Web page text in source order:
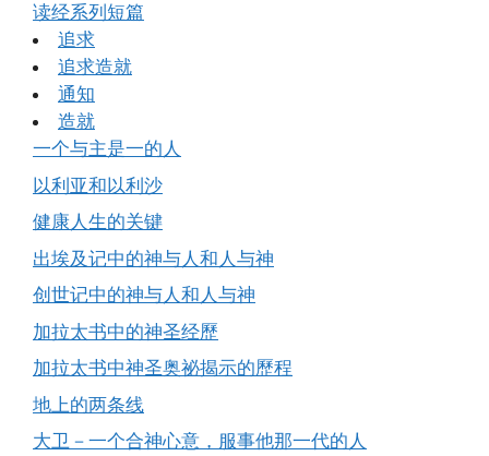
读经系列短篇
追求
追求造就
通知
造就
一个与主是一的人
以利亚和以利沙
健康人生的关键
出埃及记中的神与人和人与神
创世记中的神与人和人与神
加拉太书中的神圣经歷
加拉太书中神圣奥祕揭示的歷程
地上的两条线
大卫－一个合神心意，服事他那一代的人